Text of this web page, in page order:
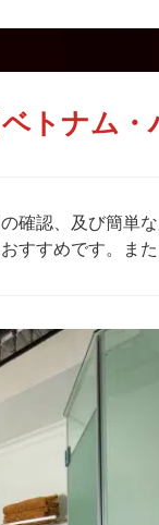
トナム・
確認、及び簡単
すめです。ま